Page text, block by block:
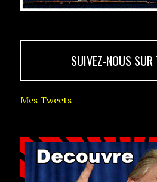
SUIVEZ-NOUS
Mes Tweets